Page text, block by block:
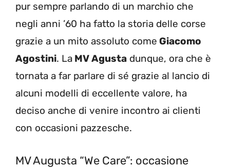
pur sempre parlando di un marchio che
negli anni ’60 ha fatto la storia delle corse
grazie a un mito assoluto come Giacomo
Agostini. La MV Agusta dunque, ora che è
tornata a far parlare di sé grazie al lancio di
alcuni modelli di eccellente valore, ha
deciso anche di venire incontro ai clienti
con occasioni pazzesche.
MV Augusta “We Care”: occasione